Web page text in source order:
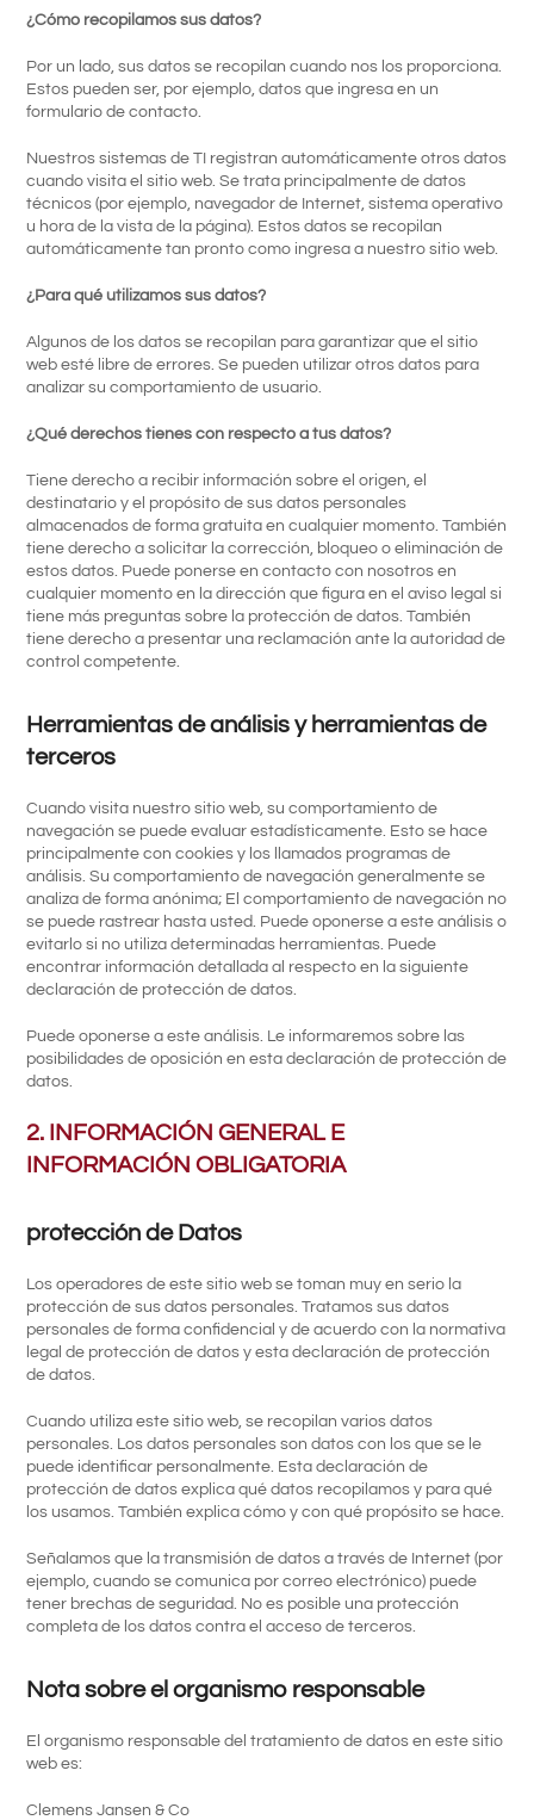
¿Cómo recopilamos sus datos?
Por un lado, sus datos se recopilan cuando nos los proporciona.
Estos pueden ser, por ejemplo, datos que ingresa en un
formulario de contacto.
Nuestros sistemas de TI registran automáticamente otros datos
cuando visita el sitio web. Se trata principalmente de datos
técnicos (por ejemplo, navegador de Internet, sistema operativo
u hora de la vista de la página). Estos datos se recopilan
automáticamente tan pronto como ingresa a nuestro sitio web.
¿Para qué utilizamos sus datos?
Algunos de los datos se recopilan para garantizar que el sitio
web esté libre de errores. Se pueden utilizar otros datos para
analizar su comportamiento de usuario.
¿Qué derechos tienes con respecto a tus datos?
Tiene derecho a recibir información sobre el origen, el
destinatario y el propósito de sus datos personales
almacenados de forma gratuita en cualquier momento. También
tiene derecho a solicitar la corrección, bloqueo o eliminación de
estos datos. Puede ponerse en contacto con nosotros en
cualquier momento en la dirección que figura en el aviso legal si
tiene más preguntas sobre la protección de datos. También
tiene derecho a presentar una reclamación ante la autoridad de
control competente.
Herramientas de análisis y herramientas de
terceros
Cuando visita nuestro sitio web, su comportamiento de
navegación se puede evaluar estadísticamente. Esto se hace
principalmente con cookies y los llamados programas de
análisis. Su comportamiento de navegación generalmente se
analiza de forma anónima; El comportamiento de navegación no
se puede rastrear hasta usted. Puede oponerse a este análisis o
evitarlo si no utiliza determinadas herramientas. Puede
encontrar información detallada al respecto en la siguiente
declaración de protección de datos.
Puede oponerse a este análisis. Le informaremos sobre las
posibilidades de oposición en esta declaración de protección de
datos.
2. INFORMACIÓN GENERAL E
INFORMACIÓN OBLIGATORIA
protección de Datos
Los operadores de este sitio web se toman muy en serio la
protección de sus datos personales. Tratamos sus datos
personales de forma confidencial y de acuerdo con la normativa
legal de protección de datos y esta declaración de protección
de datos.
Cuando utiliza este sitio web, se recopilan varios datos
personales. Los datos personales son datos con los que se le
puede identificar personalmente. Esta declaración de
protección de datos explica qué datos recopilamos y para qué
los usamos. También explica cómo y con qué propósito se hace.
Señalamos que la transmisión de datos a través de Internet (por
ejemplo, cuando se comunica por correo electrónico) puede
tener brechas de seguridad. No es posible una protección
completa de los datos contra el acceso de terceros.
Nota sobre el organismo responsable
El organismo responsable del tratamiento de datos en este sitio
web es:
Clemens Jansen & Co